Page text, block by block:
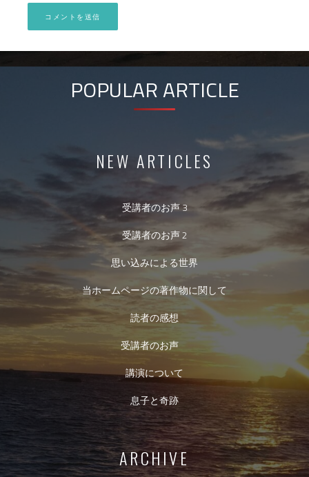
POPULAR ARTICLE
NEW ARTICLES
受講者のお声 3
受講者のお声 2
思い込みによる世界
当ホームページの著作物に関して
読者の感想
受講者のお声
講演について
息子と奇跡
ARCHIVE